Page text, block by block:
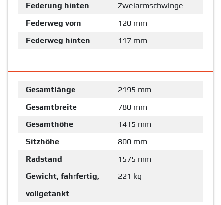
Federung hinten
Zweiarmschwinge
Federweg vorn
120 mm
Federweg hinten
117 mm
Gesamtlänge
2195 mm
Gesamtbreite
780 mm
Gesamthöhe
1415 mm
Sitzhöhe
800 mm
Radstand
1575 mm
Gewicht, fahrfertig,
vollgetankt
221 kg